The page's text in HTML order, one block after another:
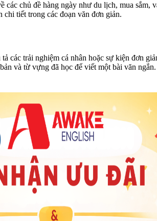
các chủ đề hàng ngày như du lịch, mua sắm,
tiết trong các đoạn văn đơn giản.
các trải nghiệm cá nhân hoặc sự kiện đơn
và từ vựng đã học để viết một bài văn ngắn.